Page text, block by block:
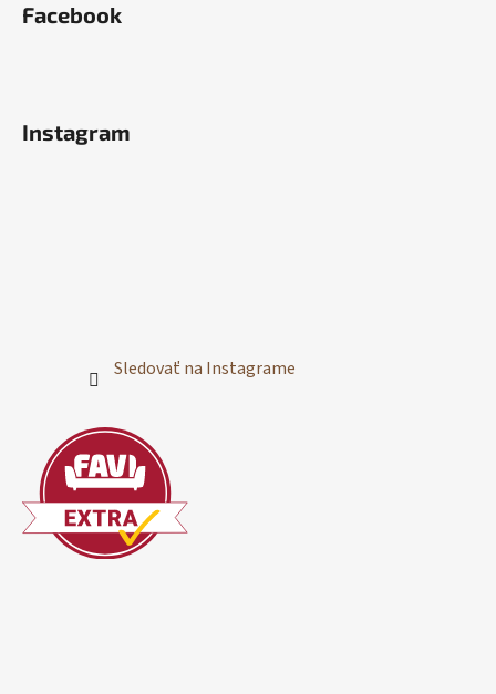
Facebook
Instagram
Sledovať na Instagrame